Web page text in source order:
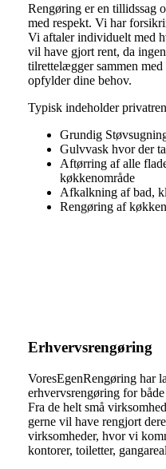
Rengøring er en tillidssag
med respekt. Vi har
Vi aftaler individuelt med
vil have gjort rent, da
tilrettelægger sammen
opfylder dine behov.
Typisk indeholder
Grundig
Gulvvask hvor der
Aftørring af alle
køkkenområde
Afkalkning af bad,
Rengøring af
Erhvervsrengøring
VoresEgenRengøring har
erhvervsrengøring for
Fra de helt små
gerne vil have rengjort
virksomheder, hvor vi
kontorer, toiletter,